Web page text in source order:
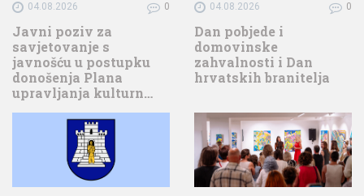
04.08.2026 0
Javni poziv za
savjetovanje s
javnošću u postupku
donošenja Plana
upravljanja kulturn…
04.08.2026 0
Dan pobjede i
domovinske
zahvalnosti i Dan
hrvatskih branitelja